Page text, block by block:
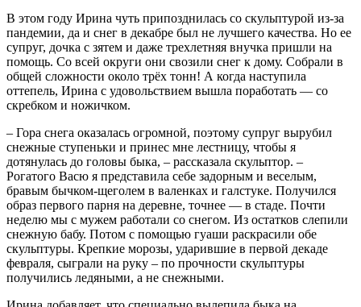
В этом году Ирина чуть припозднилась со скульптурой из-за
пандемии, да и снег в декабре был не лучшего качества. Но ее
супруг, дочка с зятем и даже трехлетняя внучка пришли на
помощь. Со всей округи они свозили снег к дому. Собрали в
общей сложности около трёх тонн! А когда наступила
оттепель, Ирина с удовольствием вышла поработать — со
скребком и ножичком.
– Гора снега оказалась огромной, поэтому супруг вырубил
снежные ступеньки и принес мне лестницу, чтобы я
дотянулась до головы быка, – рассказала скульптор. –
Рогатого Васю я представила себе задорным и веселым,
бравым бычком-щеголем в валенках и галстуке. Получился
образ первого парня на деревне, точнее — в стаде. Почти
неделю мы с мужем работали со снегом. Из остатков слепили
снежную бабу. Потом с помощью гуаши раскрасили обе
скульптуры. Крепкие морозы, ударившие в первой декаде
февраля, сыграли на руку – по прочности скульптуры
получились ледяными, а не снежными.